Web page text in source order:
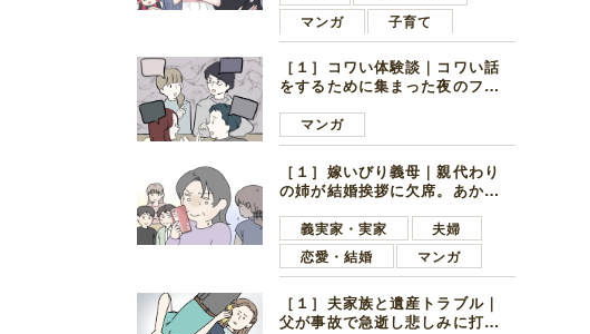
マンガ
子育て
［１］コワい体験談｜コワい話
をするために集まった夜のファ
好きの男の子ママ
マンガ
［１］嫁いびり義母｜親代わり
の姉が結婚挨拶に欠席。あから
義実家・実家
夫婦
恋愛・結婚
マンガ
［１］夫家族と遺産トラブル｜
父が事故で急逝し悲しみに打ち